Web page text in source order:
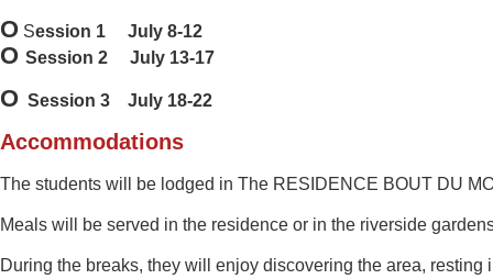
O Session 1 July 8-12
O Session 2 July 13-17
O Session 3 July 18-22
Accommodations
The students will be lodged in The RESIDENCE BOUT DU
Meals will be served in the residence or in the riverside
During the breaks, they will enjoy discovering the area, resting